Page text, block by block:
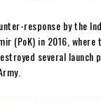
response by the
(PoK) in 2016, where
several